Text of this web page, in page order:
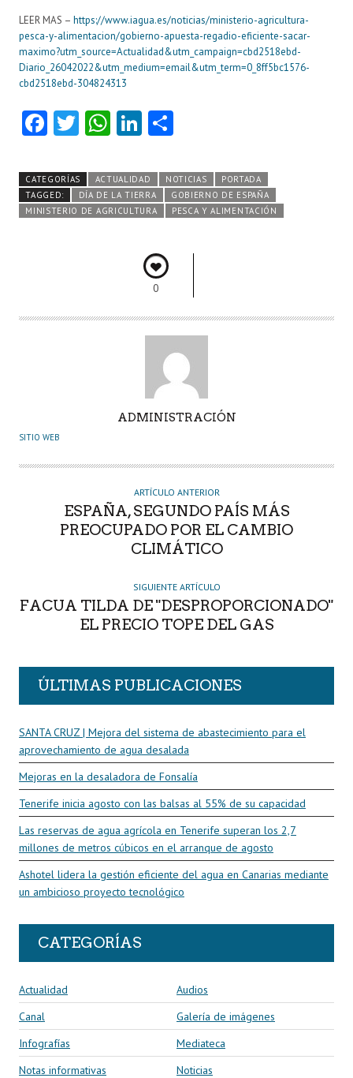
LEER MAS – https://www.iagua.es/noticias/ministerio-agricultura-
pesca-y-alimentacion/gobierno-apuesta-regadio-eficiente-sacar-
maximo?utm_source=Actualidad&utm_campaign=cbd2518ebd-
Diario_26042022&utm_medium=email&utm_term=0_8ff5bc1576-
cbd2518ebd-304824313
Fa
b
o
o
T
itt
er
W
ts
A
p
Li
e
dI
n
m
pa
rti
CATEGORÍAS ACTUALIDAD NOTICIAS
PORTADA
TAGGED:
DÍA DE LA TIERRA
GOBIERNO DE ESPAÑA
MINISTERIO DE AGRICULTURA
PESCA Y ALIMENTACIÓN
0
U
O
ADMINISTRACIÓN
SITIO WEB
ARTÍCULO ANTERIOR
ESPAÑA, SEGUNDO PAÍS MÁS
PREOCUPADO POR EL CAMBIO
CLIMÁTICO
SIGUIENTE ARTÍCULO
FACUA TILDA DE "DESPROPORCIONADO"
EL PRECIO TOPE DEL GAS
ÚLTIMAS PUBLICACIONES
SANTA CRUZ | Mejora del sistema de abastecimiento para el
aprovechamiento de agua desalada
Mejoras en la desaladora de Fonsalía
Tenerife inicia agosto con las balsas al 55% de su capacidad
Las reservas de agua agrícola en Tenerife superan los 2,7
millones de metros cúbicos en el arranque de agosto
Ashotel lidera la gestión eficiente del agua en Canarias mediante
un ambicioso proyecto tecnológico
CATEGORÍAS
Actualidad
Audios
Canal
Galería de imágenes
Infografías
Mediateca
Notas informativas
Noticias